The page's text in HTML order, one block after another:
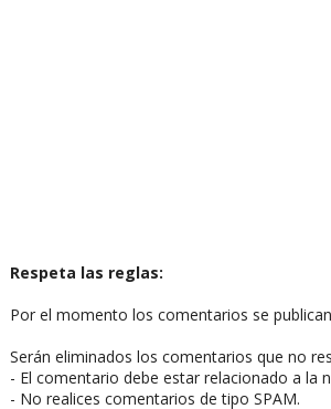
Respeta las reglas:
Por el momento los comentarios se
Serán eliminados los comentarios que no
- El comentario debe estar relacionado a la
- No realices comentarios de tipo SPAM.